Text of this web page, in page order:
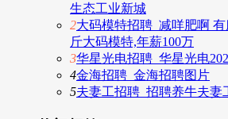
生态工业新城
2大码模特招聘_减咩肥啊
斤大码模特,年薪100万
3华星光电招聘_华星光电
4金海招聘_金海招聘图片
5夫妻工招聘_招聘养牛夫妻